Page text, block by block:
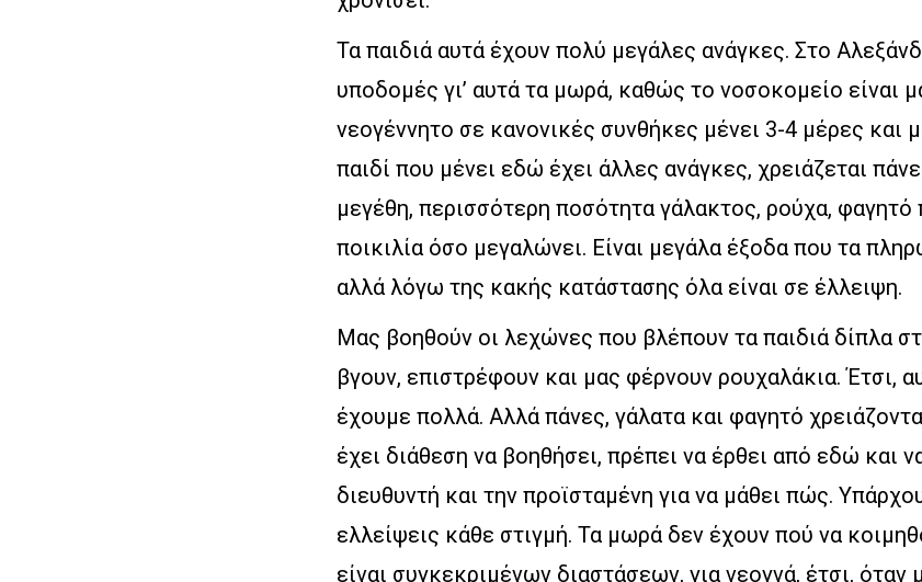
Τα παιδιά αυτά έχουν πολύ μεγάλες ανάγκες. Στο
υποδομές γι’ αυτά τα μωρά, καθώς το νοσοκομείο είναι
νεογέννητο σε κανονικές συνθήκες μένει 3-4 μέρες και
παιδί που μένει εδώ έχει άλλες ανάγκες, χρειάζεται
μεγέθη, περισσότερη ποσότητα γάλακτος, ρούχα, φαγητό
ποικιλία όσο μεγαλώνει. Είναι μεγάλα έξοδα που τα
αλλά λόγω της κακής κατάστασης όλα είναι σε έλλειψη.
Μας βοηθούν οι λεχώνες που βλέπουν τα παιδιά δίπλα
βγουν, επιστρέφουν και μας φέρνουν ρουχαλάκια. Έτσι,
έχουμε πολλά. Αλλά πάνες, γάλατα και φαγητό
έχει διάθεση να βοηθήσει, πρέπει να έρθει από εδώ και
διευθυντή και την προϊσταμένη για να μάθει πώς.
ελλείψεις κάθε στιγμή. Τα μωρά δεν έχουν πού να
είναι συγκεκριμένων διαστάσεων, για νεογνά, έτσι, όταν